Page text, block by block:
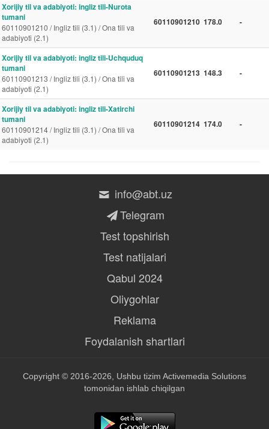
Xorijiy til va adabiyoti: ingliz tili-Nurota
tumani
60110901210 / Ingliz tili (3.1) / Ona tili va
adabiyoti (2.1)
60110901210 178.0 -
Xorijiy til va adabiyoti: ingliz tili-Uchquduq
tumani
60110901213 / Ingliz tili (3.1) / Ona tili va
adabiyoti (2.1)
60110901213 148.3 -
Xorijiy til va adabiyoti: ingliz tili-Xatirchi
tumani
60110901214 / Ingliz tili (3.1) / Ona tili va
adabiyoti (2.1)
60110901214 174.0 -
info@abt.uz
Telegram
Test topshirish
Test natijalari
Qabul 2024
Oliygohlar
Reklama
Foydalanish shartlari
Copyright © 2016-2026, Ushbu tizim Activemedia Solutions
tomonidan ishlab chiqilgan